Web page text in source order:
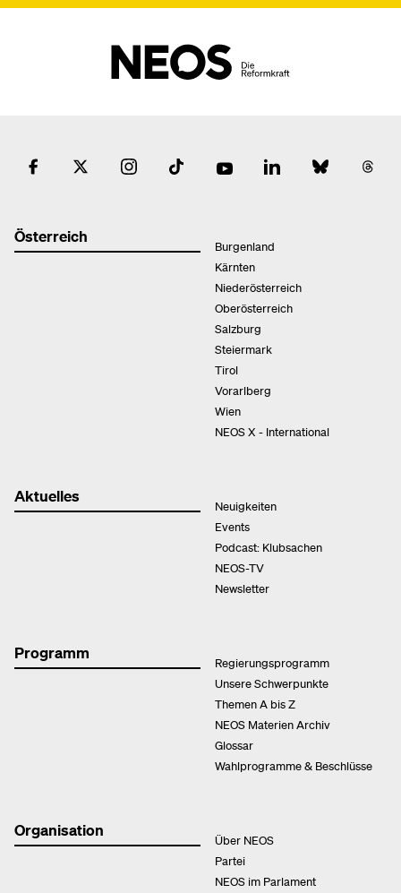
Österreich
Burgenland
Kärnten
Niederösterreich
Oberösterreich
Salzburg
Steiermark
Tirol
Vorarlberg
Wien
NEOS X - International
Aktuelles
Neuigkeiten
Events
Podcast: Klubsachen
NEOS-TV
Newsletter
Programm
Regierungsprogramm
Unsere Schwerpunkte
Themen A bis Z
NEOS Materien Archiv
Glossar
Wahlprogramme & Beschlüsse
Organisation
Über NEOS
Partei
NEOS im Parlament